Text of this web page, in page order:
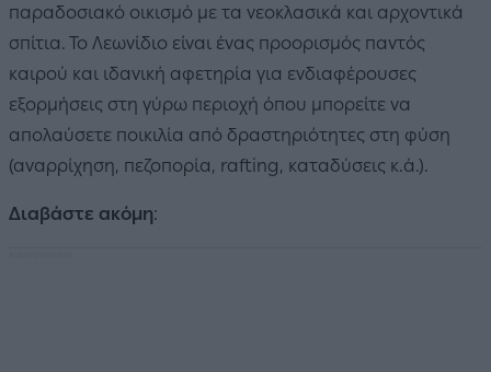
παραδοσιακό οικισμό με τα νεοκλασικά και αρχοντικά
σπίτια. Το Λεωνίδιο είναι ένας προορισμός παντός
καιρού και ιδανική αφετηρία για ενδιαφέρουσες
εξορμήσεις στη γύρω περιοχή όπου μπορείτε να
απολαύσετε ποικιλία από δραστηριότητες στη φύση
(αναρρίχηση, πεζοπορία, rafting, καταδύσεις κ.ά.).
Διαβάστε ακόμη: